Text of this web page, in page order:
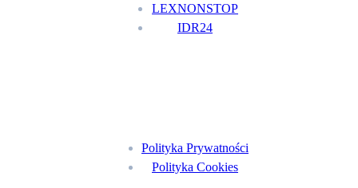
LEXNONSTOP
IDR24
Polityka Prywatności
Polityka Cookies